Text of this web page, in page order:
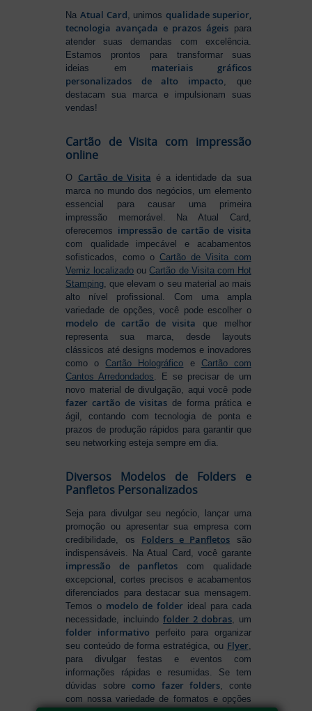
Na Atual Card , unimos qualidade superior,
tecnologia avançada e prazos ágeispara
atender suas demandas com excelência.
Estamos prontos para transformar suas
ideias em materiais gráficos
personalizados de alto impacto , que
destacam sua marca e impulsionam suas
vendas!
Cartão de Visita com impressão
online
O Cartão de Visita é a identidade da sua
marca no mundo dos negócios, um elemento
essencial para causar uma primeira
impressão memorável. Na Atual Card,
oferecemos impressão de cartão de visita
com qualidade impecável e acabamentos
sofisticados, como o Cartão de Visita com
Verniz localizado ouCartão de Visita com Hot
Stamping, que elevam o seu material ao mais
alto nível profissional. Com uma ampla
variedade de opções, você pode escolher o
modelo de cartão de visita que melhor
representa sua marca, desde layouts
clássicos até designs modernos e inovadores
como oCartão Holográfico e Cartão com
Cantos Arredondados. E se precisar de um
novo material de divulgação, aqui você pode
fazer cartão de visitas de forma prática e
ágil, contando com tecnologia de ponta e
prazos de produção rápidos para garantir que
seu networking esteja sempre em dia.
Diversos Modelos de Folders e
Panfletos Personalizados
Seja para divulgar seu negócio, lançar uma
promoção ou apresentar sua empresa com
credibilidade, os Folders e Panfletos são
indispensáveis. Na Atual Card, você garante
impressão de panfletos com qualidade
excepcional, cortes precisos e acabamentos
diferenciados para destacar sua mensagem.
Temos o modelo de folder ideal para cada
necessidade, incluindofolder 2 dobras, um
folder informativo perfeito para organizar
seu conteúdo de forma estratégica, ou Flyer
para divulgar festas e eventos com
informações rápidas e resumidas. Se tem
dúvidas sobrecomo fazer folders, conte
com nossa variedade de formatos e opções